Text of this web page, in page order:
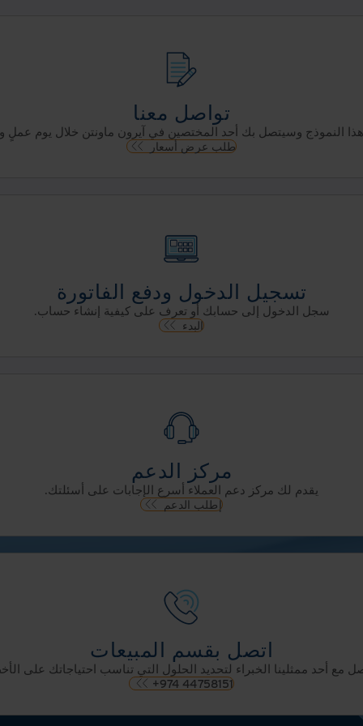
تواصل معنا
هذا النموذج وسيتصل بك أحد المختصين في آيرون ماونتن خلال يوم عملٍ
طلب عرض أسعار
تسجيل الدخول ودفع الفاتورة
سجل الدخول إلى حسابك أو تعرف على كيفية إنشاء حساب.
البدء
مركز الدعم
يقدم لك مركز دعم العملاء أسرع الإجابات على أسئلتك.
إطلب الدعم
اتصل بقسم المبيعات
مع أحد ممثلينا الخبراء لتحديد الحلول التي تناسب احتياجاتك على
+974 44758151